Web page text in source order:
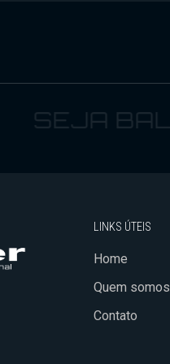
BALNER
LINKS ÚTEIS
Home
Quem somos
Contato